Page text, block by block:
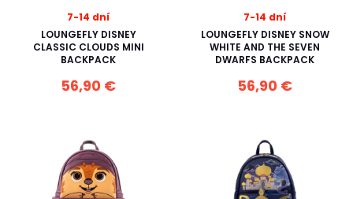
7-14 dní
LOUNGEFLY DISNEY
CLASSIC CLOUDS MINI
BACKPACK
56,90 €
7-14 dní
LOUNGEFLY DISNEY SNOW
WHITE AND THE SEVEN
DWARFS BACKPACK
56,90 €